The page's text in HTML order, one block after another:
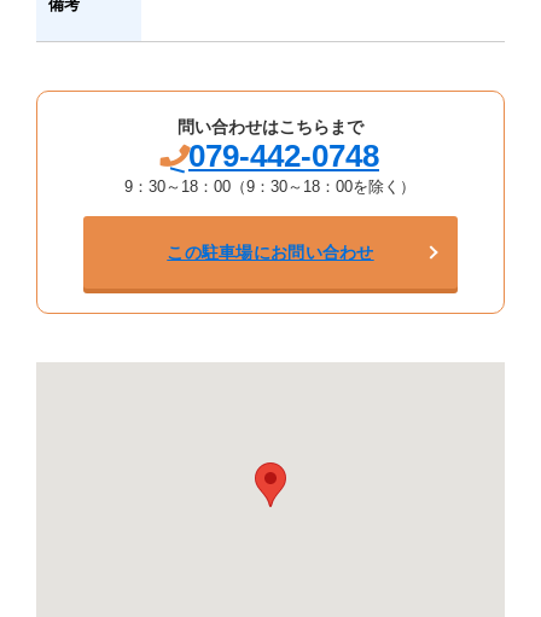
備考
問い合わせはこちらまで
079-442-0748
9：30～18：00（9：30～18：00を除く）
この駐車場にお問い合わせ